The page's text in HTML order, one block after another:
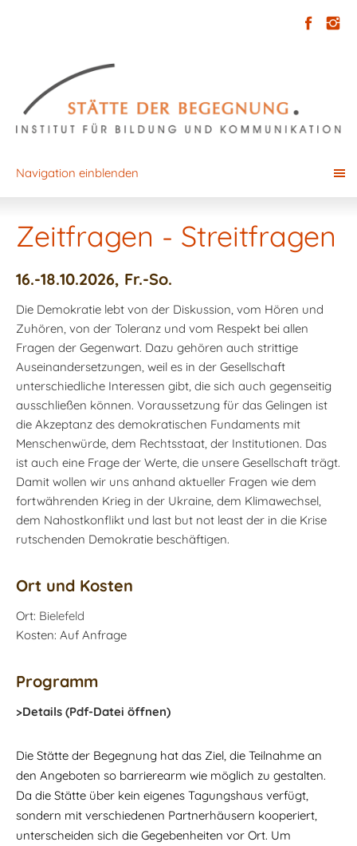
Navigation einblenden
Zeitfragen - Streitfragen
16.-18.10.2026, Fr.-So.
Die Demokratie lebt von der Diskussion, vom Hören und
Zuhören, von der Toleranz und vom Respekt bei allen
Fragen der Gegenwart. Dazu gehören auch strittige
Auseinandersetzungen, weil es in der Gesellschaft
unterschiedliche Interessen gibt, die sich auch gegenseitig
ausschließen können. Voraussetzung für das Gelingen ist
die Akzeptanz des demokratischen Fundaments mit
Menschenwürde, dem Rechtsstaat, der Institutionen. Das
ist auch eine Frage der Werte, die unsere Gesellschaft trägt.
Damit wollen wir uns anhand aktueller Fragen wie dem
fortwährenden Krieg in der Ukraine, dem Klimawechsel,
dem Nahostkonflikt und last but not least der in die Krise
rutschenden Demokratie beschäftigen.
Ort und Kosten
Ort: Bielefeld
Kosten: Auf Anfrage
Programm
>Details (Pdf-Datei öffnen)
Die Stätte der Begegnung hat das Ziel, die Teilnahme an
den Angeboten so barrierearm wie möglich zu gestalten.
Da die Stätte über kein eigenes Tagungshaus verfügt,
sondern mit verschiedenen Partnerhäusern kooperiert,
unterscheiden sich die Gegebenheiten vor Ort. Um